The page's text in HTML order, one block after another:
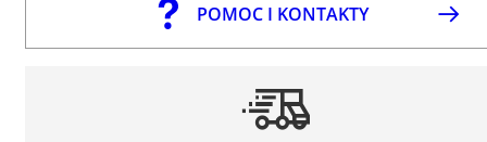
POMOC I KONTAKTY